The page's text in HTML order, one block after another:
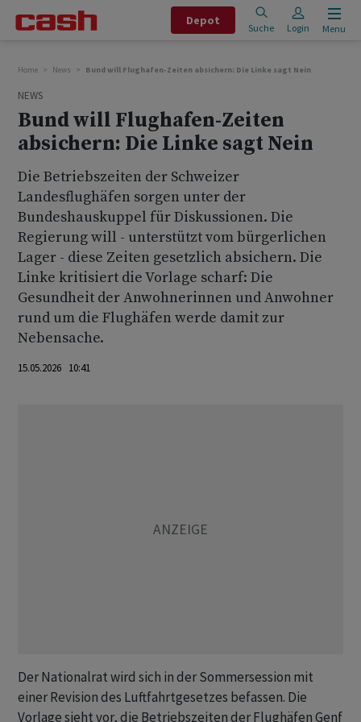
Depot
Suche Login Menu
Home News Bund will Flughafen-Zeiten absichern: Die Linke sagt Nein
NEWS
Bund will Flughafen-Zeiten
absichern: Die Linke sagt Nein
Die Betriebszeiten der Schweizer
Landesflughäfen sorgen unter der
Bundeshauskuppel für Diskussionen. Die
Regierung will - unterstützt vom bürgerlichen
Lager - diese Zeiten gesetzlich absichern. Die
Linke kritisiert die Vorlage scharf: Die
Gesundheit der Anwohnerinnen und Anwohner
rund um die Flughäfen werde damit zur
Nebensache.
15.05.2026 10:41
Der Nationalrat wird sich in der Sommersession mit
einer Revision des Luftfahrtgesetzes befassen. Die
Vorlage sieht vor, die Betriebszeiten der Flughäfen Genf